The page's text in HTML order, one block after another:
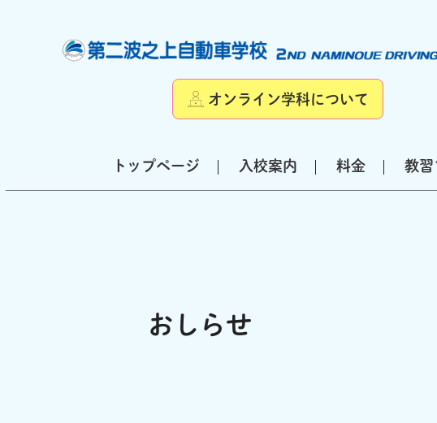
オンライン学科について
トップページ 入校案内 料金 教習
おしらせ